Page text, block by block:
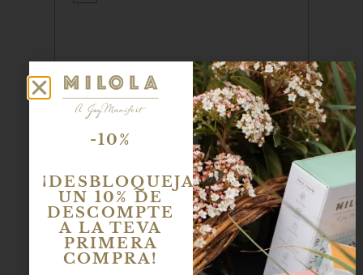
-10%
¡DESBLOQUEJA
UN 10% DE
DESCOMPTE
A LA TEVA
PRIMERA
COMPRA!